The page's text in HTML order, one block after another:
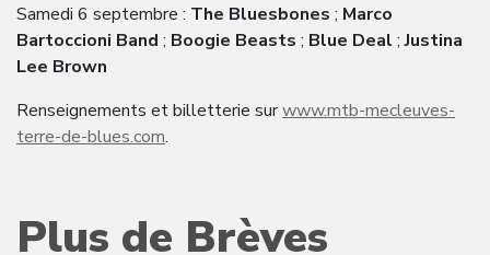
Samedi 6 septembre : The Bluesbones ; Marco
Bartoccioni Band ; Boogie Beasts ; Blue Deal ;Justina
Lee Brown
Renseignements et billetterie surwww.mtb-mecleuves-
terre-de-blues.com.
Plus de Brèves